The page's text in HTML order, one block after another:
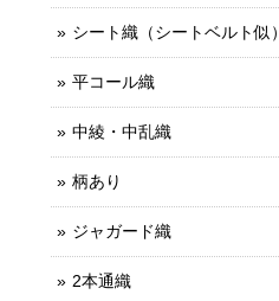
シート織（シートベルト似）
平コール織
中綾・中乱織
柄あり
ジャガード織
2本通織